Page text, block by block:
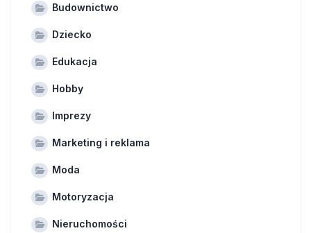
Budownictwo
Dziecko
Edukacja
Hobby
Imprezy
Marketing i reklama
Moda
Motoryzacja
Nieruchomości